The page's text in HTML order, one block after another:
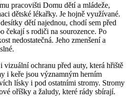
pracovišti Domu dětí a mládeže,
dětské lékařky. Je hojně využívané.
dětí najednou, chodí sem před
čekají s rodiči na sourozence. Po
nedostatečná. Jeho zmenšení a
ochranu před auty, která hřiště
i keře jsou významným herním
lísky i pod ostatními stromy. Stromy
oříšky a žaludy, které rády sbírají.